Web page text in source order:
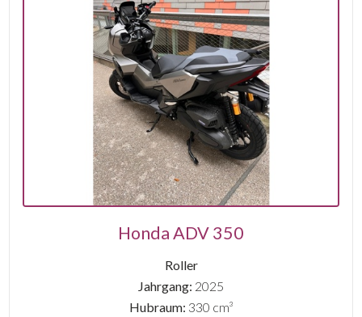
Honda ADV 350
Roller
Jahrgang: 2025
Hubraum: 330 cm³